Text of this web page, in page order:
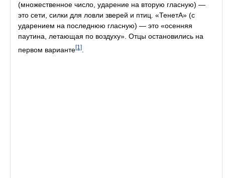
(множественное число, ударение на вторую гласную) —
это сети, силки для ловли зверей и птиц. «ТенетА» (с
ударением на последнюю гласную) — это «осенняя
паутина, летающая по воздуху». Отцы остановились на
первом варианте[1]